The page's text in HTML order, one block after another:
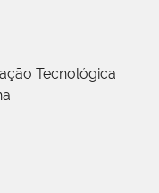
Tecnológica